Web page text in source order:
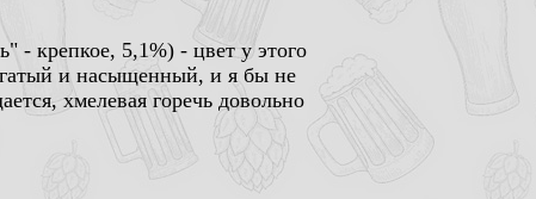
- крепкое, 5,1%) - цвет у этого
и насыщенный, и я бы не
хмелевая горечь довольно